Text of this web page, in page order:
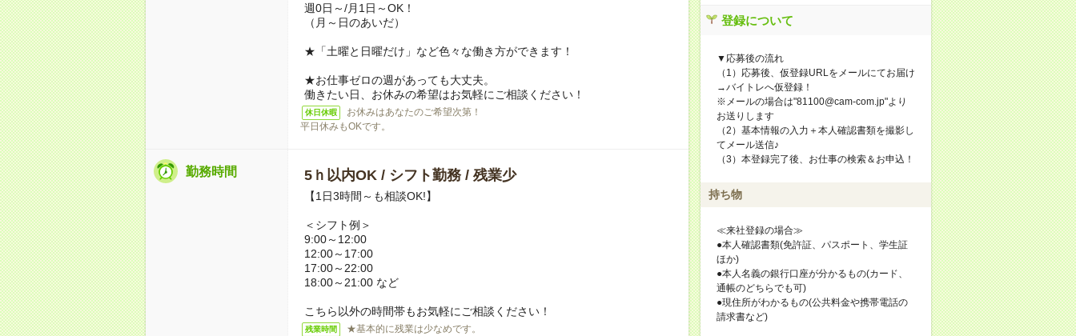
週0日～/月1日～OK！
（月～日のあいだ）
★「土曜と日曜だけ」など色々な働き方ができます！
★お仕事ゼロの週があっても大丈夫。
働きたい日、お休みの希望はお気軽にご相談ください！
休日休暇
お休みはあなたのご希望次第！
平日休みもOKです。
勤務時間 5ｈ以内OK / シフト勤務 / 残業少
【1日3時間～も相談OK!】
＜シフト例＞
9:00～12:00
12:00～17:00
17:00～22:00
18:00～21:00 など
こちら以外の時間帯もお気軽にご相談ください！
残業時間
★基本的に残業は少なめです。
登録について
▼応募後の流れ
（1）応募後、仮登録URLをメールにてお届け
→バイトレへ仮登録！
※メールの場合は"81100@cam-com.jp"より
お送りします
（2）基本情報の入力＋本人確認書類を撮影し
てメール送信♪
（3）本登録完了後、お仕事の検索＆お申込！
持ち物
≪来社登録の場合≫
●本人確認書類(免許証、パスポート、学生証
ほか)
●本人名義の銀行口座が分かるもの(カード、
通帳のどちらでも可)
●現住所がわかるもの(公共料金や携帯電話の
請求書など)